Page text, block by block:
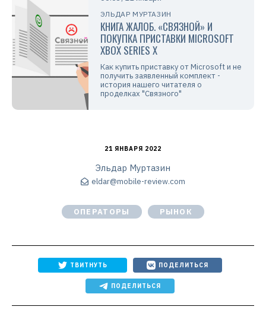
ЭЛЬДАР МУРТАЗИН
КНИГА ЖАЛОБ. «СВЯЗНОЙ» И
ПОКУПКА ПРИСТАВКИ MICROSOFT
XBOX SERIES X
Как купить приставку от Microsoft и не
получить заявленный комплект -
история нашего читателя о
проделках "Связного"
21 ЯНВАРЯ 2022
Эльдар Муртазин
eldar@mobile-review.com
ОПЕРАТОРЫ РЫНОК
ТВИТНУТЬ ПОДЕЛИТЬСЯ
ПОДЕЛИТЬСЯ